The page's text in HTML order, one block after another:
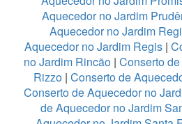
Aquecedor no Jardim
Aquecedor no Jardim
Aquecedor no Jardim Regis|
no Jardim Rincão | Conserto
Rizzo | Conserto de
Conserto de Aquecedor no
de Aquecedor no Jardim